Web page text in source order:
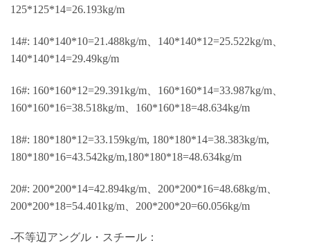
125*125*14=26.193kg/m
14#: 140*140*10=21.488kg/m、140*140*12=25.522kg/m、
140*140*14=29.49kg/m
16#: 160*160*12=29.391kg/m、160*160*14=33.987kg/m、
160*160*16=38.518kg/m、160*160*18=48.634kg/m
18#: 180*180*12=33.159kg/m, 180*180*14=38.383kg/m,
180*180*16=43.542kg/m,180*180*18=48.634kg/m
20#: 200*200*14=42.894kg/m、200*200*16=48.68kg/m、
200*200*18=54.401kg/m、200*200*20=60.056kg/m
-不等辺アングル・スチール：